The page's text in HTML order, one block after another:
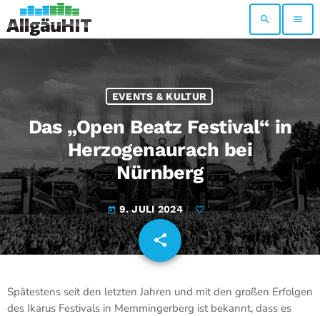
search menu
EVENTS & KULTUR
Das „Open Beatz Festival“ in
Herzogenaurach bei
Nürnberg
today 9. JULI 2024
share
email
Spätestens seit den letzten Jahren und mit den großen Erfolgen
des Ikarus Festivals in Memmingerberg ist bekannt, dass es